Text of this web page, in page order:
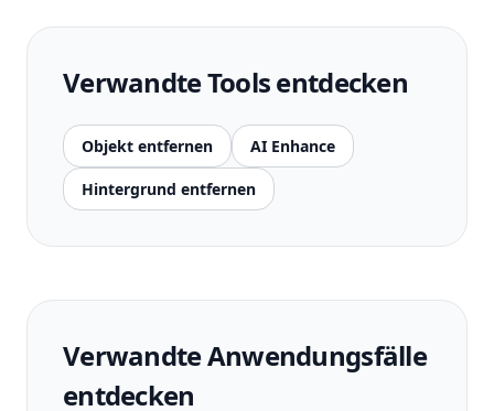
Verwandte Tools entdecken
Objekt entfernen AI Enhance
Hintergrund entfernen
Verwandte Anwendungsfälle
entdecken